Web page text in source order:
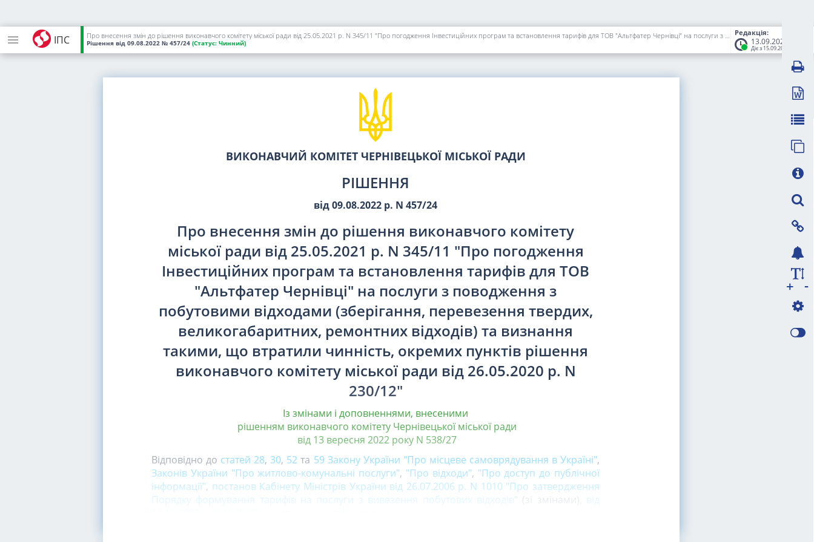
ІПС
Редакція:
13.09.2022
Діє з 15.09.2022
Про внесення змін до рішення виконавчого комітету міської ради від 25.05.2021 р. N 345/11 "Про погодження Інвестиційних програм та встановлення тарифів для ТОВ "Альтфатер Чернівці" на послуги з поводження з побутовими відходами (зберігання, перевезення твердих, великогабаритних, ремонтних відходів) та визнання такими, що втратили чинність, окремих пунктів рішення виконавчого комітету міської ради від 26.05.2020 р. N 230/12"
Рішення від 09.08.2022 № 457/24 (Статус: Чинний)
ВИКОНАВЧИЙ КОМІТЕТ ЧЕРНІВЕЦЬКОЇ МІСЬКОЇ РАДИ
РІШЕННЯ
від 09.08.2022 р. N 457/24
Про внесення змін до рішення виконавчого комітету
міської ради від 25.05.2021 р. N 345/11 "Про погодження
Інвестиційних програм та встановлення тарифів для ТОВ
"Альтфатер Чернівці" на послуги з поводження з
побутовими відходами (зберігання, перевезення твердих,
великогабаритних, ремонтних відходів) та визнання
такими, що втратили чинність, окремих пунктів рішення
виконавчого комітету міської ради від 26.05.2020 р. N
230/12"
Із змінами і доповненнями, внесеними
рішенням виконавчого комітету Чернівецької міської ради
від 13 вересня 2022 року N 538/27
Відповідно до статей 28, 30, 52 та 59 Закону України "Про місцеве самоврядування в Україні",
Законів України "Про житлово-комунальні послуги", "Про відходи", "Про доступ до публічної
інформації", постанов Кабінету Міністрів України від 26.07.2006 р. N 1010 "Про затвердження
Порядку формування тарифів на послуги з вивезення побутових відходів" (зі змінами), від
-
+